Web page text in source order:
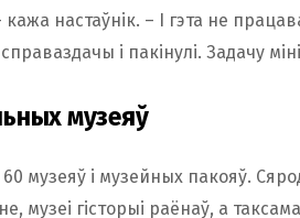
кажа настаўнік. – І гэта не
і пакінулі. Задачу
музеяў
музеяў і музейных пакояў.
гісторыі раёнаў, а таксама